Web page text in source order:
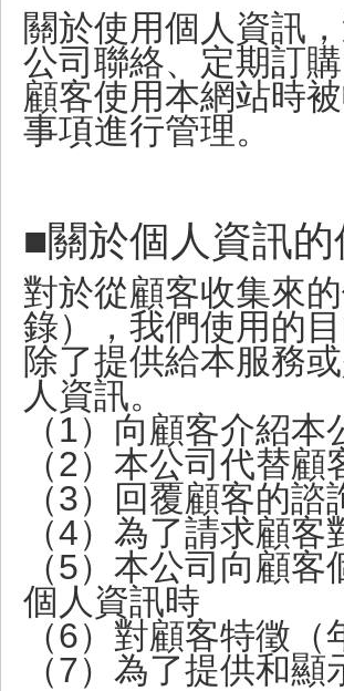
關於使用個人資訊
公司聯絡、定期訂
顧客使用本網站時
事項進行管理。
■關於個人資訊
對於從顧客收集來
錄），我們使用的
除了提供給本服務
人資訊。
（1）向顧客介紹
（2）本公司代替
（3）回覆顧客的諮
（4）為了請求顧
（5）本公司向顧
個人資訊時
（6）對顧客特徵
（7）為了提供和